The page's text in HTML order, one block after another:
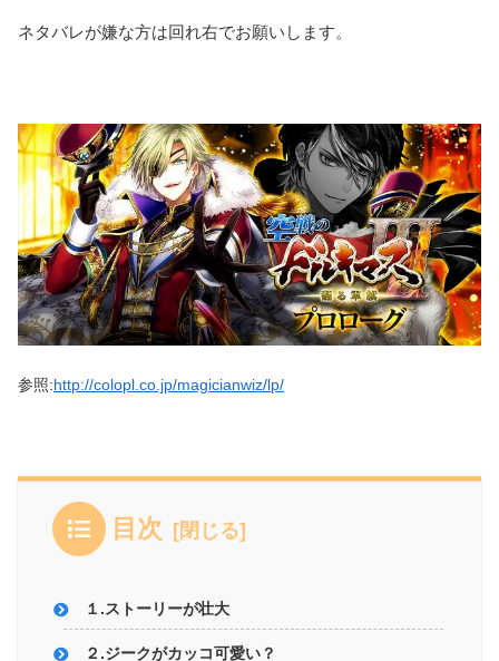
ネタバレが嫌な方は回れ右でお願いします。
参照:http://colopl.co.jp/magicianwiz/lp/
目次
１.ストーリーが壮大
２.ジークがカッコ可愛い？